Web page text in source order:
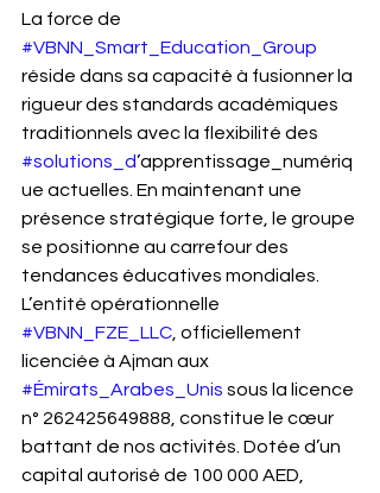
La force de
#VBNN_Smart_Education_Group
réside dans sa capacité à fusionner la
rigueur des standards académiques
traditionnels avec la flexibilité des
#solutions_d’apprentissage_numériq
ue actuelles. En maintenant une
présence stratégique forte, le groupe
se positionne au carrefour des
tendances éducatives mondiales.
L’entité opérationnelle
#VBNN_FZE_LLC , officiellement
licenciée à Ajman aux
#Émirats_Arabes_Unis sous la licence
n° 262425649888, constitue le cœur
battant de nos activités. Dotée d’un
capital autorisé de 100 000 AED,